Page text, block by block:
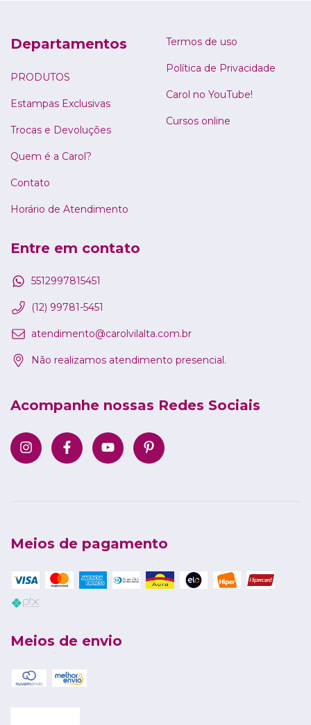
Departamentos
PRODUTOS
Estampas Exclusivas
Trocas e Devoluções
Quem é a Carol?
Contato
Horário de Atendimento
Termos de uso
Política de Privacidade
Carol no YouTube!
Cursos online
Entre em contato
5512997815451
(12) 99781-5451
atendimento@carolvilalta.com.br
Não realizamos atendimento presencial.
Acompanhe nossas Redes Sociais
Meios de pagamento
Meios de envio